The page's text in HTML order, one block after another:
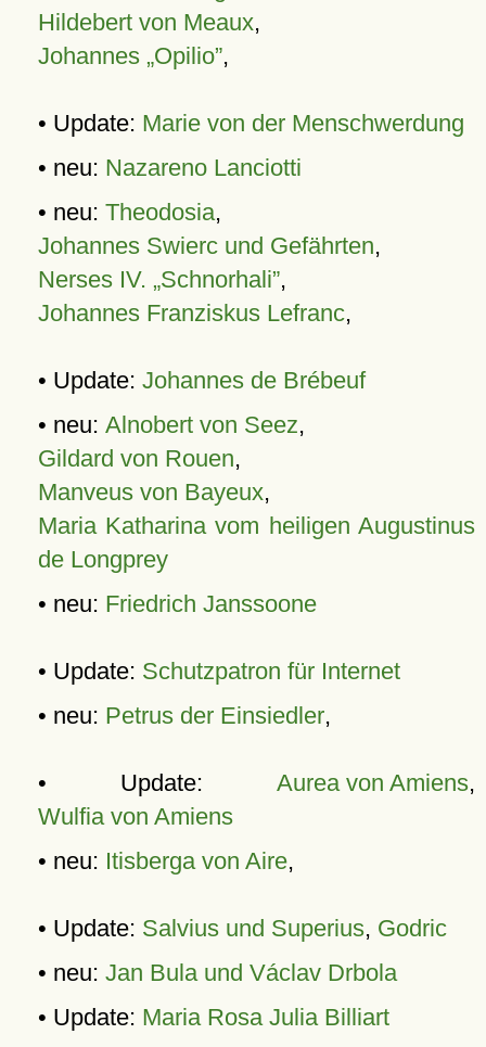
Hildebert von Meaux,
Johannes „Opilio”,
• Update: Marie von der Menschwerdung
• neu: Nazareno Lanciotti
• neu: Theodosia,
Johannes Swierc und Gefährten,
Nerses IV. „Schnorhali”,
Johannes Franziskus Lefranc,
• Update: Johannes de Brébeuf
• neu: Alnobert von Seez,
Gildard von Rouen,
Manveus von Bayeux,
Maria Katharina vom heiligen Augustinus
de Longprey
• neu: Friedrich Janssoone
• Update: Schutzpatron für Internet
• neu: Petrus der Einsiedler,
• Update: Aurea von Amiens,
Wulfia von Amiens
• neu: Itisberga von Aire,
• Update: Salvius und Superius, Godric
• neu: Jan Bula und Václav Drbola
• Update: Maria Rosa Julia Billiart